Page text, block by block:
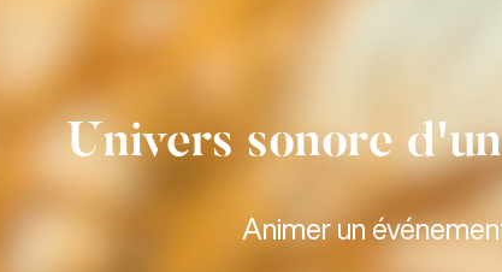
Univers sonore
Animer un